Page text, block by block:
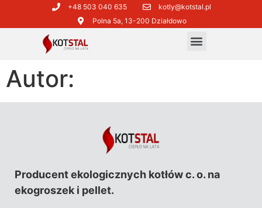
+48 503 040 635​
kotly@kotstal.pl​​
Polna 5a, 13-200 Działdowo
Autor:
Producent ekologicznych kotłów c. o. na
ekogroszek i pellet.